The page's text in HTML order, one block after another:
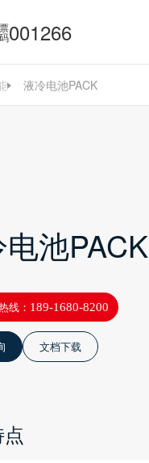
001266
液冷电池PACK
池PACK
线： 189-1680-8200
文档下载